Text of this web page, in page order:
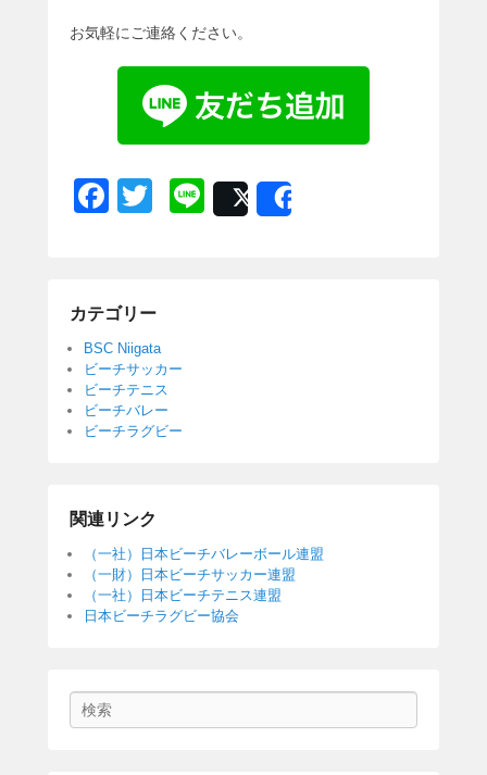
お気軽にご連絡ください。
F
e
b
o
o
k
er
Li
Post
カテゴリー
BSC Niigata
ビーチサッカー
ビーチテニス
ビーチバレー
ビーチラグビー
関連リンク
（一社）日本ビーチバレーボール連盟
（一財）日本ビーチサッカー連盟
（一社）日本ビーチテニス連盟
日本ビーチラグビー協会
Search